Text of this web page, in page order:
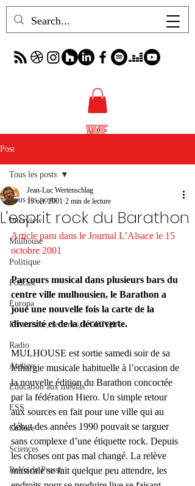
Post
Tous les posts
Interview
Mulhouse
Politique
Podcast
Europa
Féminisme, femmes, LGBTQIA+
Radio
Ateliers
Éducation aux médias
ESS
Culture
Sciences
ReVu de Presse
Tous les posts
L'esprit rock du Barathon
Jean-Luc Wertenschlag
15 oct. 2001 2 min de lecture
Article paru dans le Journal L’Alsace le 15
octobre 2001
Parcours musical dans plusieurs bars du
centre ville mulhousien, le Barathon a
joué une nouvelle fois la carte de la
diversité et de la découverte.
MULHOUSE est sortie samedi soir de sa
léthargie musicale habituelle à l’occasion de
la nouvelle édition du Barathon concoctée
par la fédération Hiero. Un simple retour
aux sources en fait pour une ville qui au
début des années 1990 pouvait se targuer
sans complexe d’une étiquette rock. Depuis
les choses ont pas mal changé. La relève
musicale se fait quelque peu attendre, les